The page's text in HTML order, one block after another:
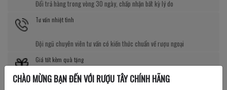
Đổi trả hàng trong vòng 30 ngày, chấp nhận bất kỳ lý do
Tư vấn nhiệt tình
Đội ngũ chuyên viên tư vấn có kiến thức chuẩn về rượu ngoại
Giá tốt kèm quà tặng
Nhiều chương trình giảm giá, tặng quà cực giá trị
CHÀO MỪNG BẠN ĐẾN VỚI RƯỢU TÂY CHÍNH HÃNG